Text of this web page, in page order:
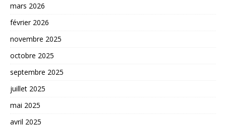
mars 2026
février 2026
novembre 2025
octobre 2025
septembre 2025
juillet 2025
mai 2025
avril 2025